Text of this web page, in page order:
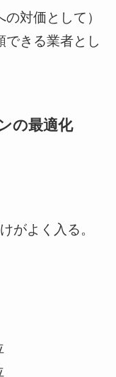
対価として）
できる業者とし
の最適化
がよく入る。